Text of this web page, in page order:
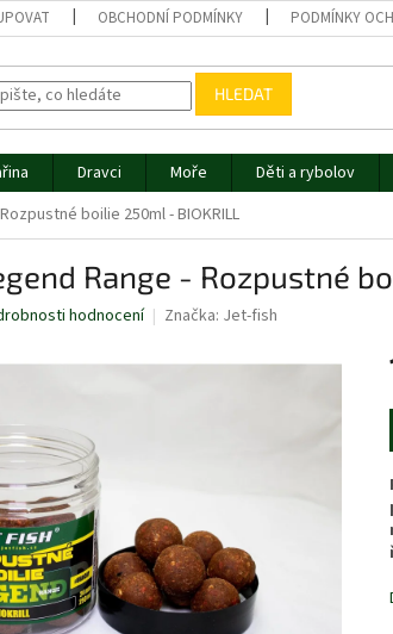
OBCHODNÍ PODMÍNKY PODMÍNKY
HLEDAT
Dravci Moře Děti a rybolov
boilie 250ml - BIOKRILL
Range - Rozpustné
hodnocení Značka: Jet-fish